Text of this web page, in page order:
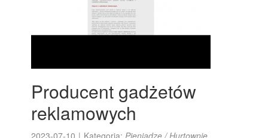
Producent gadżetów
reklamowych
2023-07-10 | Kategoria:Pieniądze / Hurtownie